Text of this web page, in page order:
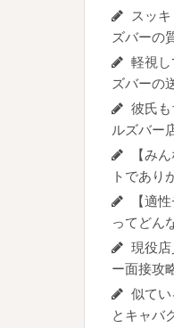
スッ
ズバーの
軽視
ズバーの
彼氏
ルズバー
【み
トであり
【適
ってどん
現役
ー面接攻
似て
とキャバ